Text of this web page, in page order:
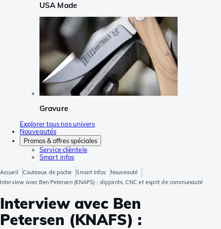
USA Made
Gravure
Explorer tous nos univers
Nouveautés
Promos & offres spéciales
Service clièntele
Smart infos
Accueil Couteaux de poche Smart Infos
Nouveauté
Interview avec Ben Petersen (KNAFS) : slipjoints, CNC et esprit de communauté
Interview avec Ben
Petersen (KNAFS) :